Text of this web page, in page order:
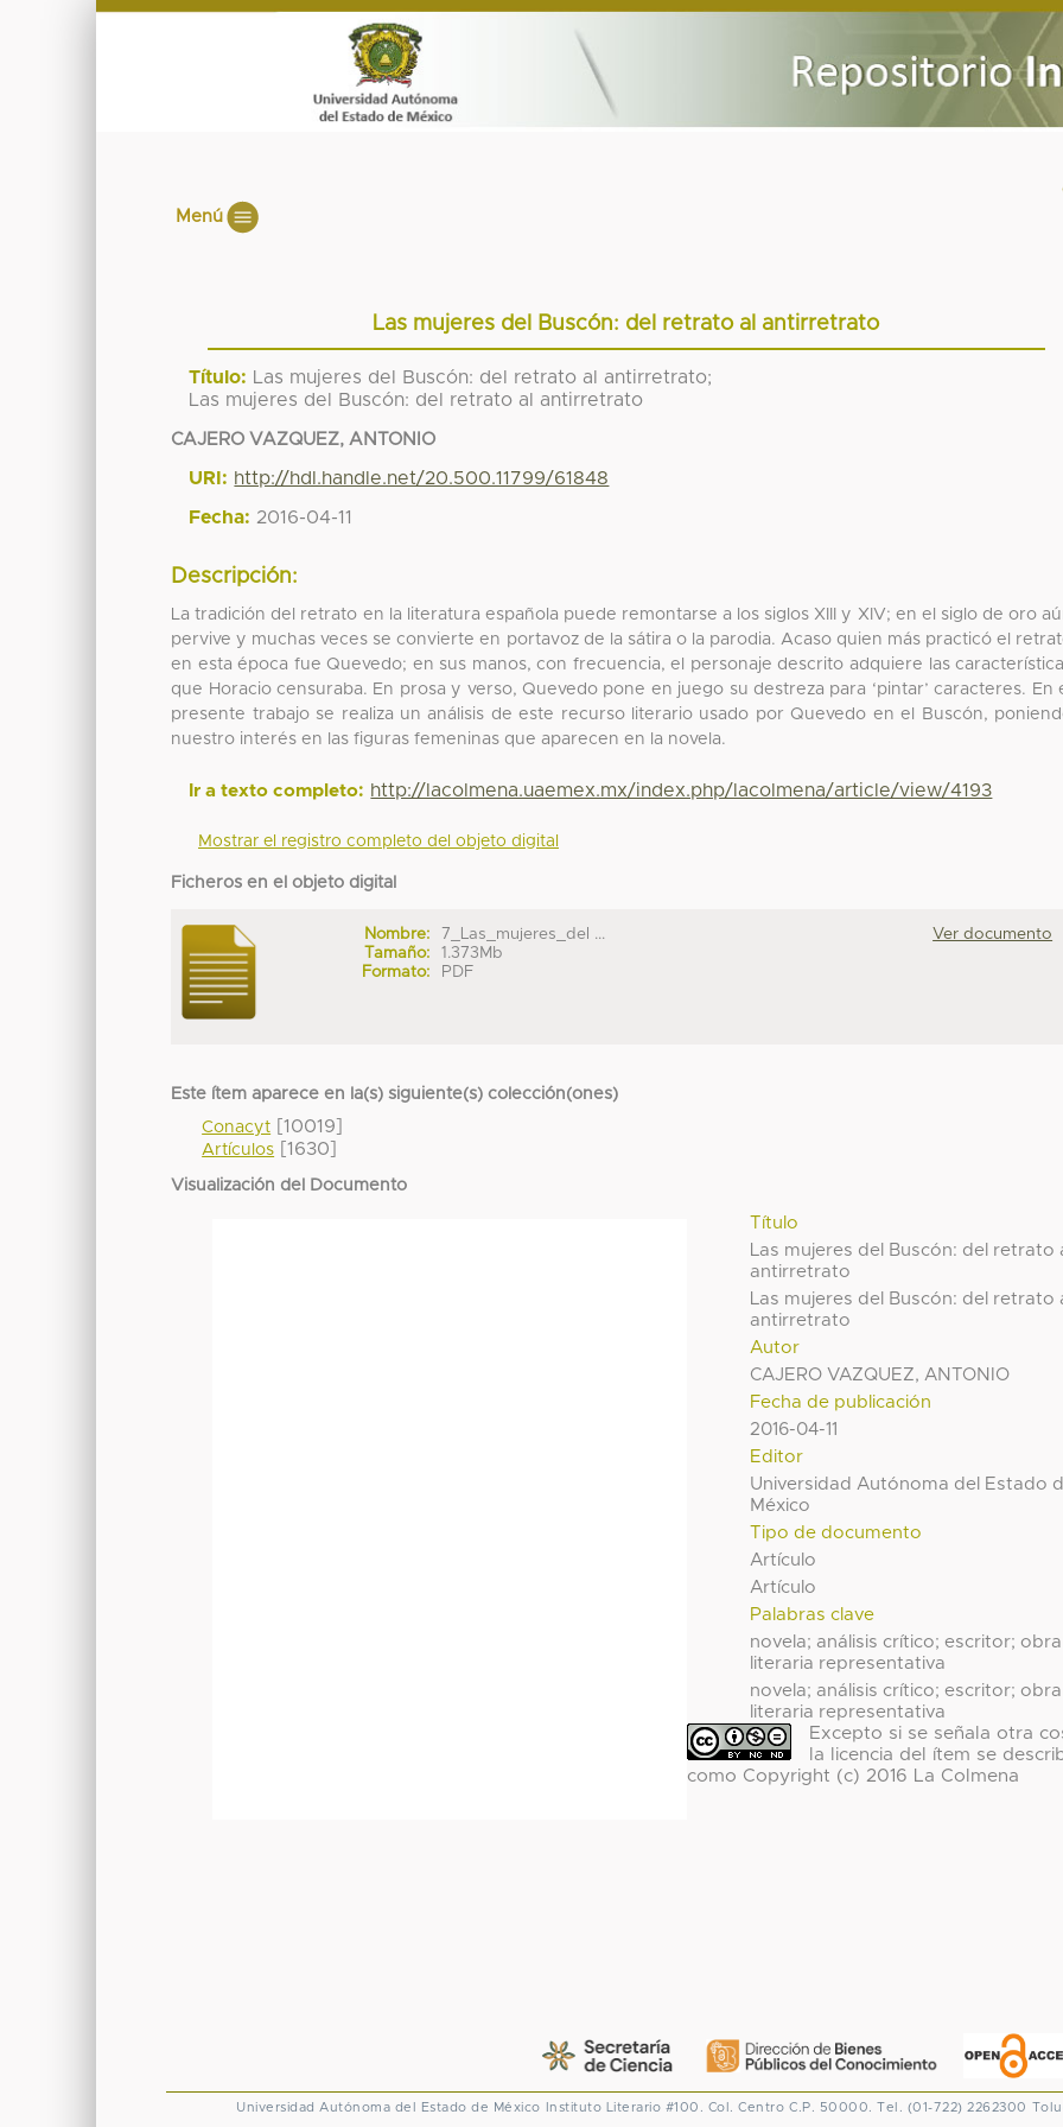
Menú
Las mujeres del Buscón: del retrato al antirretrato
Título:
Las mujeres del Buscón: del retrato al antirretrato;
Las mujeres del Buscón: del retrato al antirretrato
CAJERO VAZQUEZ, ANTONIO
URI: http://hdl.handle.net/20.500.11799/61848
Fecha: 2016-04-11
Descripción:
La tradición del retrato en la literatura española puede remontarse a los siglos XIII y XIV; en el siglo de oro
pervive y muchas veces se convierte en portavoz de la sátira o la parodia. Acaso quien más practicó el
en esta época fue Quevedo; en sus manos, con frecuencia, el personaje descrito adquiere las
que Horacio censuraba. En prosa y verso, Quevedo pone en juego su destreza para ‘pintar’ caracteres. En
presente trabajo se realiza un análisis de este recurso literario usado por Quevedo en el Buscón,
nuestro interés en las figuras femeninas que aparecen en la novela.
Ir a texto completo: http://lacolmena.uaemex.mx/index.php/lacolmena/article/view/4193
Mostrar el registro completo del objeto digital
Ficheros en el objeto digital
Nombre:
7_Las_mujeres_del ...
Tamaño:
1.373Mb
Formato:
PDF
Ver documento
Este ítem aparece en la(s) siguiente(s) colección(ones)
Conacyt [10019]
Artículos [1630]
Visualización del Documento
Título
Las mujeres del Buscón: del retrato
antirretrato
Las mujeres del Buscón: del retrato
antirretrato
Autor
CAJERO VAZQUEZ, ANTONIO
Fecha de publicación
2016-04-11
Editor
Universidad Autónoma del Estado
México
Tipo de documento
Artículo
Artículo
Palabras clave
novela; análisis crítico; escritor; obra
literaria representativa
novela; análisis crítico; escritor; obra
literaria representativa
Excepto si se señala otra
la licencia del ítem se
como Copyright (c) 2016 La Colmena
Universidad Autónoma del Estado de México Instituto Literario #100. Col. Centro C.P. 50000. Tel. (01-722) 2262300